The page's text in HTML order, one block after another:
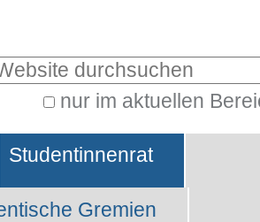
nur im aktuellen
Studentinnenrat
Gremien